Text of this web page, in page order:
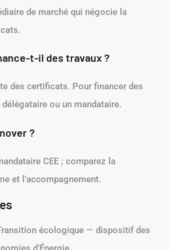
de marché qui négocie la
t-il des travaux ?
des certificats. Pour financer des
ou un mandataire.
?
CEE ; comparez la
et l’accompagnement.
écologique — dispositif des